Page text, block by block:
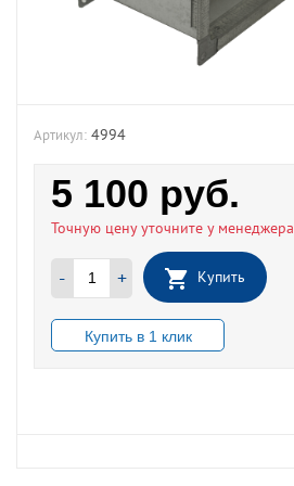
Артикул: 4994
5 100 руб.
Точную цену уточните у менеджера
- + Купить